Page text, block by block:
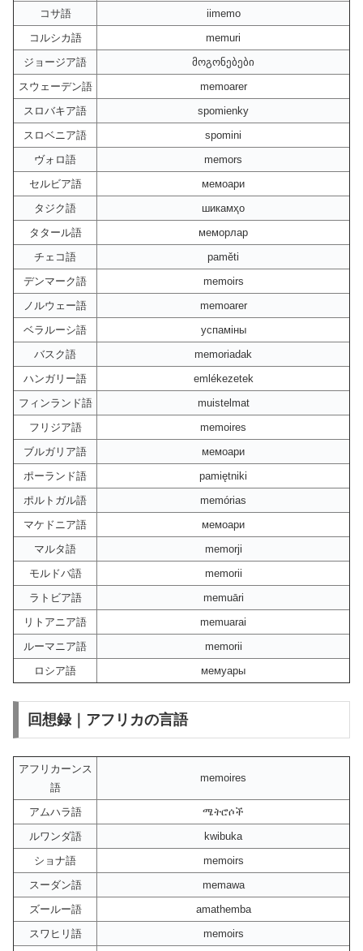
コサ語
iimemo
コルシカ語
memuri
ジョージア語
მოგონებები
スウェーデン語
memoarer
スロバキア語
spomienky
スロベニア語
spomini
ヴォロ語
memors
セルビア語
мемоари
タジク語
шикамҳо
タタール語
меморлар
チェコ語
paměti
デンマーク語
memoirs
ノルウェー語
memoarer
ベラルーシ語
успаміны
バスク語
memoriadak
ハンガリー語
emlékezetek
フィンランド語
muistelmat
フリジア語
memoires
ブルガリア語
мемоари
ポーランド語
pamiętniki
ポルトガル語
memórias
マケドニア語
мемоари
マルタ語
memorji
モルドバ語
memorii
ラトビア語
memuāri
リトアニア語
memuarai
ルーマニア語
memorii
ロシア語
мемуары
回想録｜アフリカの言語
アフリカーンス
語
memoires
アムハラ語
ሜትሮሶች
ルワンダ語
kwibuka
ショナ語
memoirs
スーダン語
memawa
ズールー語
amathemba
スワヒリ語
memoirs